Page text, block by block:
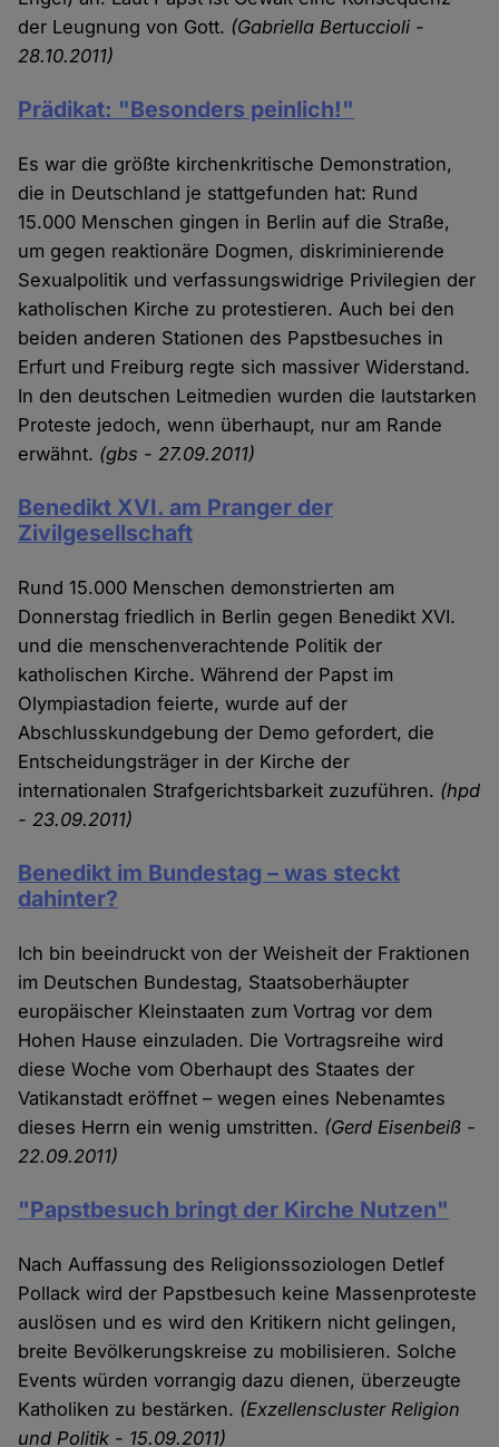
der Leugnung von Gott. (Gabriella Bertuccioli -
28.10.2011)
Prädikat: "Besonders peinlich!"
Es war die größte kirchenkritische Demonstration,
die in Deutschland je stattgefunden hat: Rund
15.000 Menschen gingen in Berlin auf die Straße,
um gegen reaktionäre Dogmen, diskriminierende
Sexualpolitik und verfassungswidrige Privilegien der
katholischen Kirche zu protestieren. Auch bei den
beiden anderen Stationen des Papstbesuches in
Erfurt und Freiburg regte sich massiver Widerstand.
In den deutschen Leitmedien wurden die lautstarken
Proteste jedoch, wenn überhaupt, nur am Rande
erwähnt. (gbs - 27.09.2011)
Benedikt XVI. am Pranger der
Zivilgesellschaft
Rund 15.000 Menschen demonstrierten am
Donnerstag friedlich in Berlin gegen Benedikt XVI.
und die menschenverachtende Politik der
katholischen Kirche. Während der Papst im
Olympiastadion feierte, wurde auf der
Abschlusskundgebung der Demo gefordert, die
Entscheidungsträger in der Kirche der
internationalen Strafgerichtsbarkeit zuzuführen. (hpd
- 23.09.2011)
Benedikt im Bundestag – was steckt
dahinter?
Ich bin beeindruckt von der Weisheit der Fraktionen
im Deutschen Bundestag, Staatsoberhäupter
europäischer Kleinstaaten zum Vortrag vor dem
Hohen Hause einzuladen. Die Vortragsreihe wird
diese Woche vom Oberhaupt des Staates der
Vatikanstadt eröffnet – wegen eines Nebenamtes
dieses Herrn ein wenig umstritten. (Gerd Eisenbeiß -
22.09.2011)
"Papstbesuch bringt der Kirche Nutzen"
Nach Auffassung des Religionssoziologen Detlef
Pollack wird der Papstbesuch keine Massenproteste
auslösen und es wird den Kritikern nicht gelingen,
breite Bevölkerungskreise zu mobilisieren. Solche
Events würden vorrangig dazu dienen, überzeugte
Katholiken zu bestärken. (Exzellenscluster Religion
und Politik - 15.09.2011)